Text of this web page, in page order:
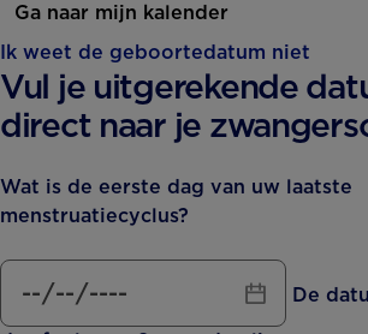
Ga naar mijn kalender
Ik weet de geboortedatum niet
Vul je uitgerekende
direct naar je
Wat is de eerste dag van uw laatste
menstruatiecyclus?
De